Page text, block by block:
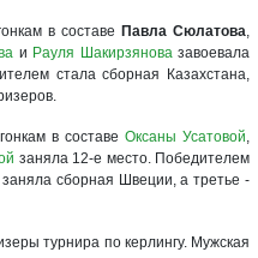
в составе Павла Сюлатова,
и Рауля Шакирзяновазавоевала
стала сборная Казахстана,
в составе Оксаны Усатовой,
заняла 12-е место. Победителем
сборная Швеции, а третье -
турнира по керлингу. Мужская